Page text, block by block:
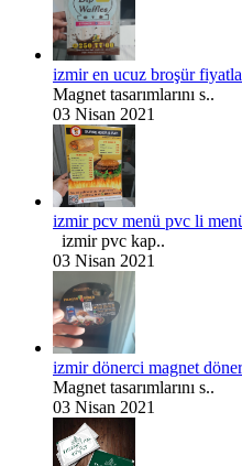
izmir en ucuz broşür
Magnet tasarımlarını s..
03 Nisan 2021
izmir pcv menü pvc li
izmir pvc kap..
03 Nisan 2021
izmir dönerci magnet
Magnet tasarımlarını s..
03 Nisan 2021